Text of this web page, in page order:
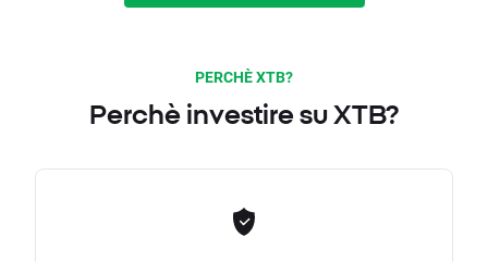
PERCHÈ XTB?
Perchè investire su XTB?